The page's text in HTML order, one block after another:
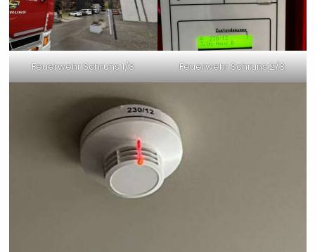
Feuerwehr Schruns 1/3 Feuerwehr Schruns 2/3